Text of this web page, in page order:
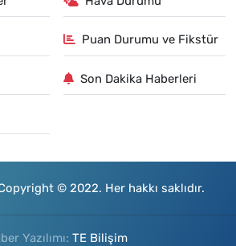
Puan Durumu ve Fikstür
Son Dakika Haberleri
© 2022. Her hakkı saklıdır.
Yazılımı: TE Bilişim